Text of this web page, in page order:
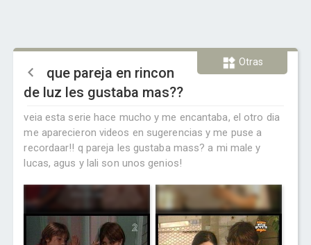
Otras
que pareja en rincon
de luz les gustaba mas??
veia esta serie hace mucho y me encantaba, el otro dia
me aparecieron videos en sugerencias y me puse a
recordaar!! q pareja les gustaba mass? a mi male y
lucas, agus y lali son unos genios!